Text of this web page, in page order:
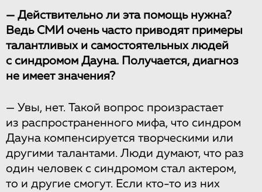
— Действительно ли эта помощь нужна?
Ведь СМИ очень часто приводят примеры
талантливых и самостоятельных людей
с синдромом Дауна. Получается, диагноз
не имеет значения?
— Увы, нет. Такой вопрос произрастает
из распространенного мифа, что синдром
Дауна компенсируется творческими или
другими талантами. Люди думают, что раз
один человек с синдромом стал актером,
то и другие смогут. Если кто-то из них